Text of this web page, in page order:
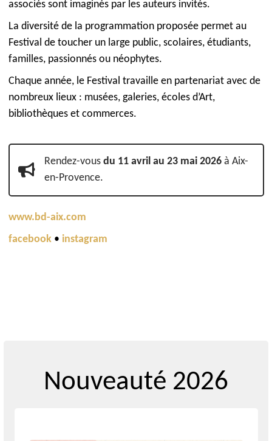
associés sont imaginés par les auteurs invités.
La diversité de la programmation proposée permet au
Festival de toucher un large public, scolaires, étudiants,
familles, passionnés ou néophytes.
Chaque année, le Festival travaille en partenariat avec de
nombreux lieux : musées, galeries, écoles d’Art,
bibliothèques et commerces.
Rendez-vousdu 11 avril au 23 mai 2026 à Aix-
en-Provence.
www.bd-aix.com
facebook • instagram
Nouveauté 2026